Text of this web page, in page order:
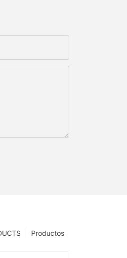
Productos